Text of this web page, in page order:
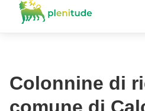
Colonnine di